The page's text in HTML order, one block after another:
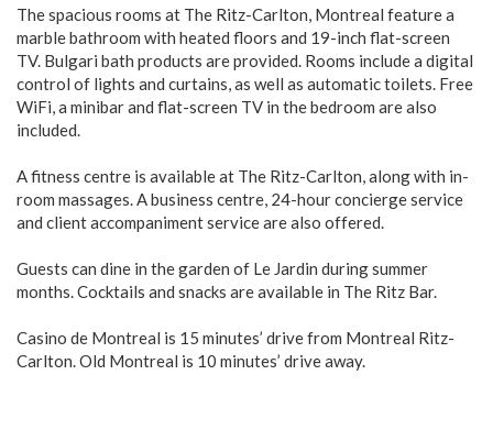
The spacious rooms at The Ritz-Carlton, Montreal feature a
marble bathroom with heated floors and 19-inch flat-screen
TV. Bulgari bath products are provided. Rooms include a digital
control of lights and curtains, as well as automatic toilets. Free
WiFi, a minibar and flat-screen TV in the bedroom are also
included.
A fitness centre is available at The Ritz-Carlton, along with in-
room massages. A business centre, 24-hour concierge service
and client accompaniment service are also offered.
Guests can dine in the garden of Le Jardin during summer
months. Cocktails and snacks are available in The Ritz Bar.
Casino de Montreal is 15 minutes’ drive from Montreal Ritz-
Carlton. Old Montreal is 10 minutes’ drive away.